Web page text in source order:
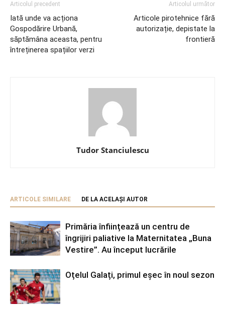
Articolul precedent
Iată unde va acționa
Gospodărire Urbană,
săptămâna aceasta, pentru
întreținerea spațiilor verzi
Articolul următor
Articole pirotehnice fără
autorizație, depistate la
frontieră
Tudor Stanciulescu
ARTICOLE SIMILARE DE LA ACELAȘI AUTOR
Primăria înființează un centru de
îngrijiri paliative la Maternitatea „Buna
Vestire”. Au început lucrările
Oțelul Galați, primul eșec în noul sezon